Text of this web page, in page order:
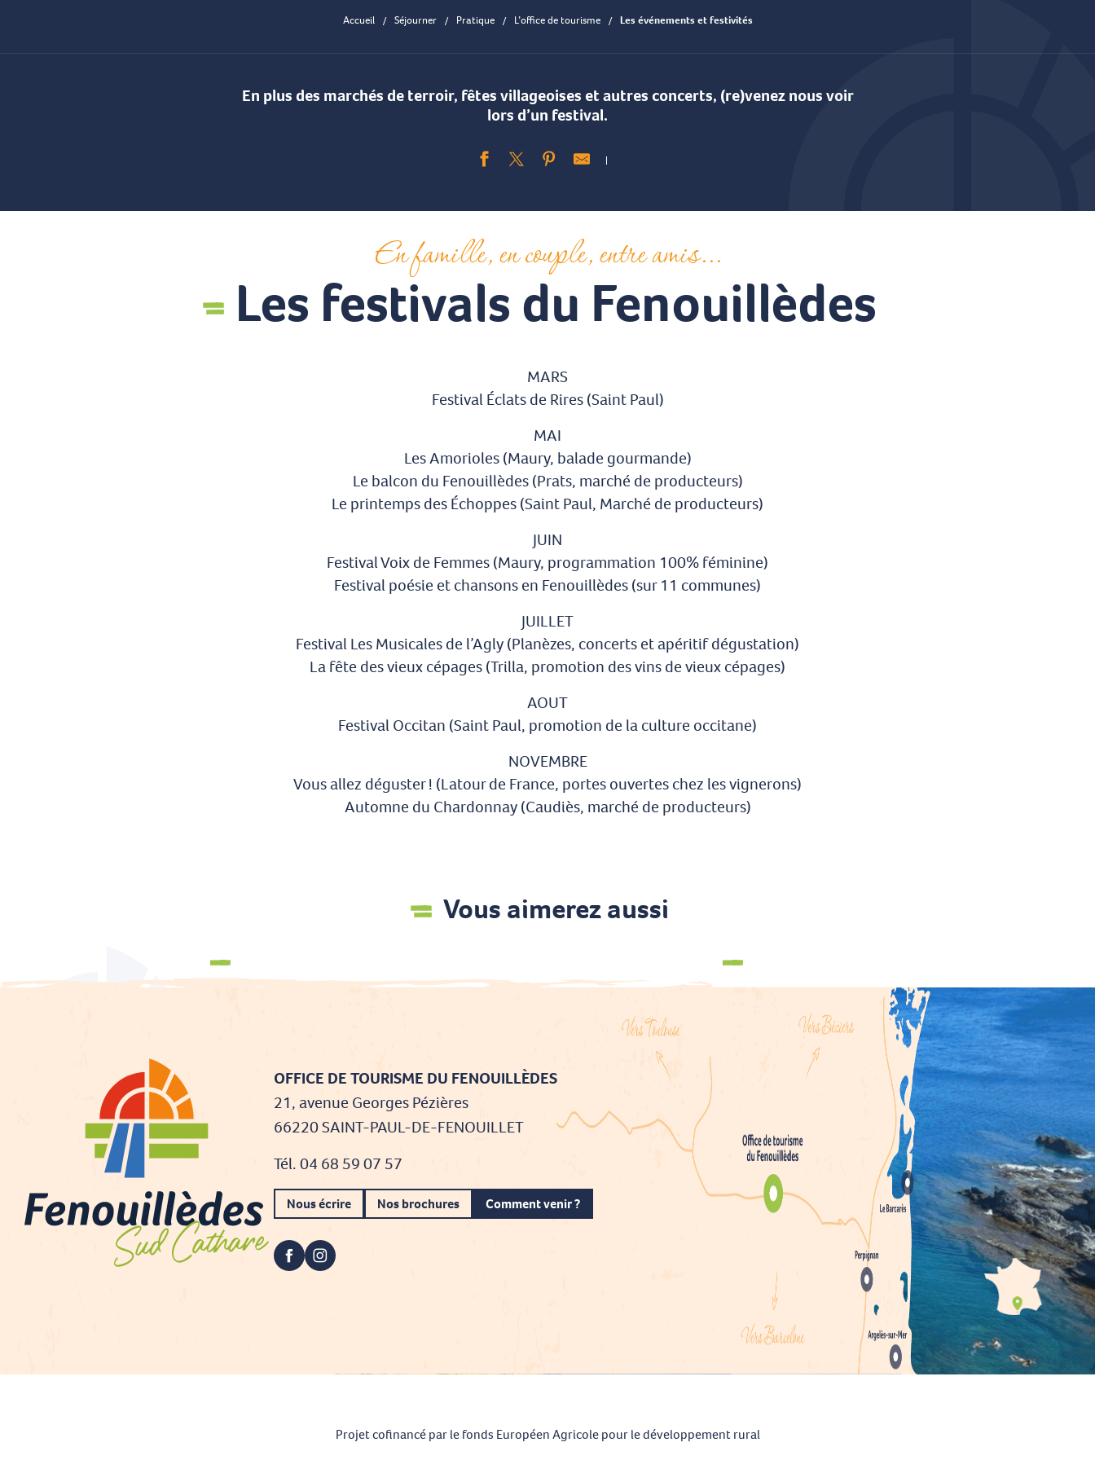
Accueil Séjourner Pratique L’office de tourisme Les événements et festivités
En plus des marchés de terroir, fêtes villageoises et autres concerts, (re)venez nous voir
lors d’un festival.
En famille, en couple, entre amis...
Les festivals du Fenouillèdes
MARS
Festival Éclats de Rires (Saint Paul)
MAI
Les Amorioles (Maury, balade gourmande)
Le balcon du Fenouillèdes (Prats, marché de producteurs)
Le printemps des Échoppes (Saint Paul, Marché de producteurs)
JUIN
Festival Voix de Femmes (Maury, programmation 100% féminine)
Festival poésie et chansons en Fenouillèdes (sur 11 communes)
JUILLET
Festival Les Musicales de l’Agly (Planèzes, concerts et apéritif dégustation)
La fête des vieux cépages (Trilla, promotion des vins de vieux cépages)
AOUT
Festival Occitan (Saint Paul, promotion de la culture occitane)
NOVEMBRE
Vous allez déguster ! (Latour de France, portes ouvertes chez les vignerons)
Automne du Chardonnay (Caudiès, marché de producteurs)
Vous aimerez aussi
OFFICE DE TOURISME DU FENOUILLÈDES
21, avenue Georges Pézières
66220 SAINT-PAUL-DE-FENOUILLET
Tél. 04 68 59 07 57
Nous écrire Nos brochures Comment venir ?
Projet cofinancé par le fonds Européen Agricole pour le développement rural